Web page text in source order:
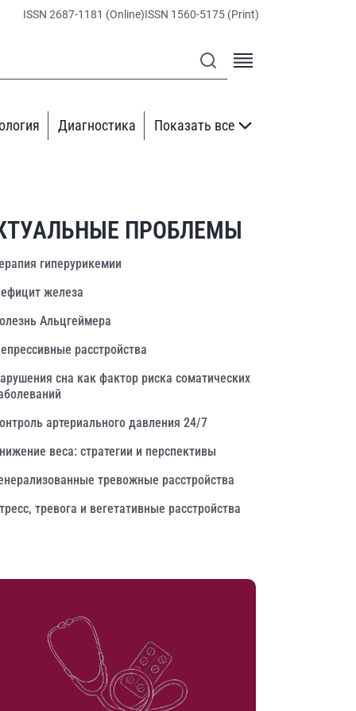
ISSN 2687-1181 (Online)ISSN 1560-5175 (Print)
Диагностика Показать все
ПРОБЛЕМЫ
гиперурикемии
железа
Альцгеймера
расстройства
сна как фактор риска соматических
артериального давления 24/7
веса: стратегии и перспективы
тревожные расстройства
тревога и вегетативные расстройства